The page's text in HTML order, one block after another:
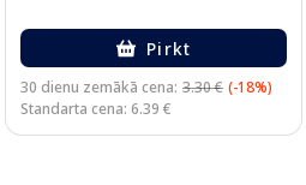
Pirkt
30 dienu zemākā cena: 3.30 € (-18%)
Standarta cena: 6.39 €